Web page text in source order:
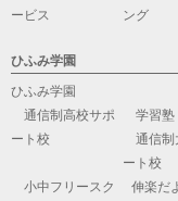
ービス
ング
ひふみ学園
ひふみ学園
通信制高校サポ
ート校
学習塾
通信制
ート校
小中フリースク
伸楽だ